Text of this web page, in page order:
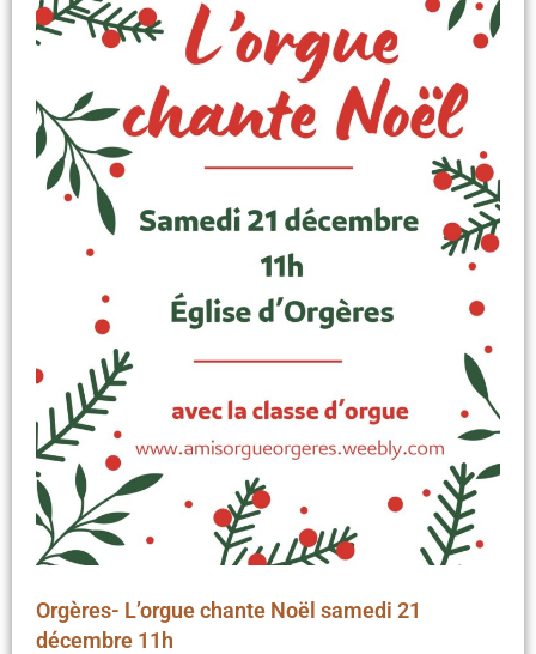
Orgères- L’orgue chante Noël samedi 21
décembre 11h